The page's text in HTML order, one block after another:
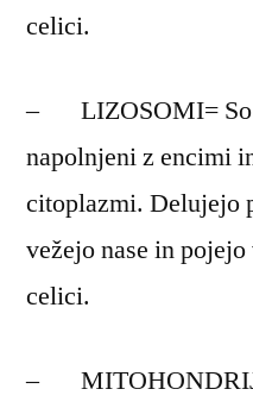
celici.
– LIZOSOMI= So
napolnjeni z encimi
citoplazmi. Delujejo
vežejo nase in
celici.
–